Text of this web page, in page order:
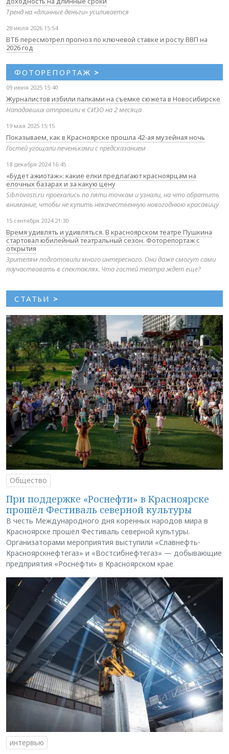
Тренд на «длинные деньги» усиливается
28 июля 2026 15:54
ВТБ пересмотрел прогноз по ключевой ставке и росту ВВП на
2026 год
ФОТОРЕПОРТАЖ >
09 июня 2025 15:40
Журналистов избили палками на съемке сюжета в Новосибирске
Нападавших отправили в СИЗО на 2 месяца
19 мая 2025 15:15
Показываем, как в Красноярске прошла 42-ая музейная ночь
Гостей угощали печеньками с предсказанием
18 декабря 2024 16:45
«Будет ажиотаж»: какие елки предлагают красноярцам на
елочных базарах и за какую цену
Sibnovosti.ru проехались по пяти точкам и узнали, на что обратить
внимание, чтобы не купить некачественную новогоднюю красавицу
15 сентября 2024 21:30
Время удивлять и удивляться. В красноярском театре Пушкина
стартовал юбилейный театральный сезон. Фоторепортаж с
открытия
Зрителям подготовили много интересного. Они даже смогут сами
поучаствовать в спектаклях. Что гостей театра ждет еще?
СТАТЬИ >
Общество
При поддержке «Роснефти» в Красноярске
прошёл Фестиваль северной культуры
В честь Международного дня коренных народов мира в
Красноярске прошёл Фестиваль северной культуры.
Организаторами мероприятия выступили «Славнефть-
Красноярскнефтегаз» и «Востсибнефтегаз» — добывающие
предприятия «Роснефти» в Красноярском крае
интервью